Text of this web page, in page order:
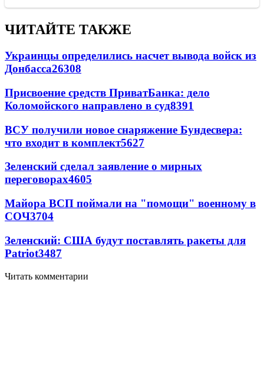
ЧИТАЙТЕ ТАКЖЕ
Украинцы определились насчет вывода войск из
Донбасса26308
Присвоение средств ПриватБанка: дело
Коломойского направлено в суд8391
ВСУ получили новое снаряжение Бундесвера:
что входит в комплект5627
Зеленский сделал заявление о мирных
переговорах4605
Майора ВСП поймали на "помощи" военному в
СОЧ3704
Зеленский: США будут поставлять ракеты для
Patriot3487
Читать комментарии